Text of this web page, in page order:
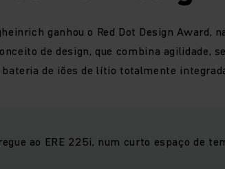
ganhou o Red Dot Design Award,
de design, que combina agilidade,
de iões de lítio totalmente
ao ERE 225i, num curto espaço de